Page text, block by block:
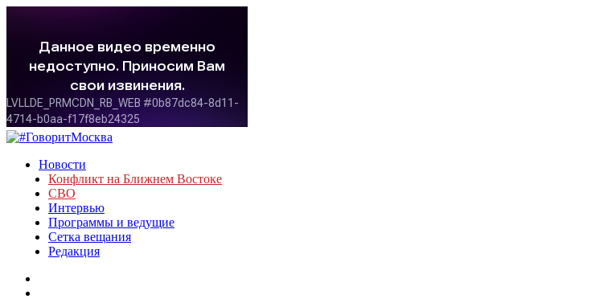
Новости
Конфликт на Ближнем Востоке
СВО
Интервью
Программы и ведущие
Сетка вещания
Редакция